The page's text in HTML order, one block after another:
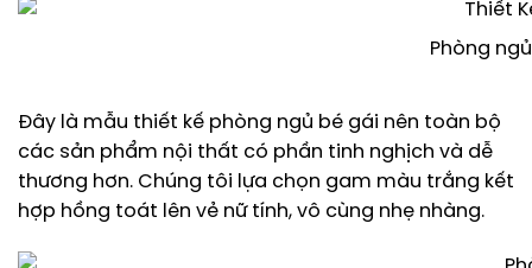
Phòng
Đây là mẫu thiết kế phòng ngủ bé gái nên toàn bộ
các sản phẩm nội thất có phần tinh nghịch và dễ
thương hơn. Chúng tôi lựa chọn gam màu trắng kết
hợp hồng toát lên vẻ nữ tính, vô cùng nhẹ nhàng.